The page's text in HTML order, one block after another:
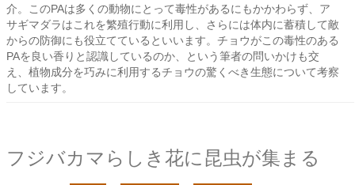
介。このPAは多くの動物にとって毒性があるにもかかわらず、ア
サギマダラはこれを繁殖行動に利用し、さらには体内に蓄積して敵
からの防御にも役立てているといいます。チョウがこの毒性のある
PAを良い香りと認識しているのか、という筆者の問いかけも交
え、植物成分を巧みに利用するチョウの驚くべき生態について考察
しています。
フジバカマらしき花に昆虫が集まる